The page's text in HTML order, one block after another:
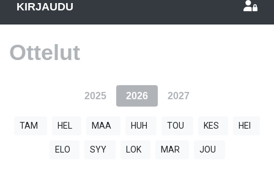
KIRJAUDU
Ottelut
2025 2026 2027
TAM HEL MAA HUH TOU KES HEI
ELO SYY LOK MAR JOU